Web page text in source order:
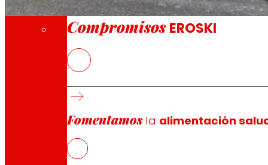
Compromisos EROSKI
Fomentamosla alimentación
La nueva tienda franquiciada ofrece a los
EROSKI mantiene el ritmo de aperturas
La cooperativa mantiene su convenio de
los autónomos